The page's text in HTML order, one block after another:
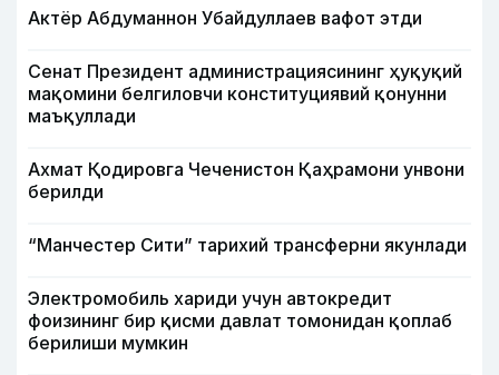
Актёр Абду­маннон Убайдуллаев вафот этди
Сенат Президент администрациясининг ҳуқуқий
мақомини белгиловчи конституциявий қонунни
маъқуллади
Ахмат Қодировга Чеченистон Қаҳрамони унвони
берилди
“Манчестер Сити” тарихий трансферни якунлади
Электромобиль хариди учун автокредит
фоизининг бир қисми давлат томонидан қоплаб
берилиши мумкин